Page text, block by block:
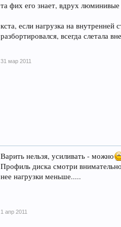
та фих его знает, вдрух
кста, если нагрузка на
разбортировался, всегда слетала
31 мар 2011
Варить нельзя, усиливать - можно
Профиль диска смотри
нее нагрузки меньше.....
1 апр 2011